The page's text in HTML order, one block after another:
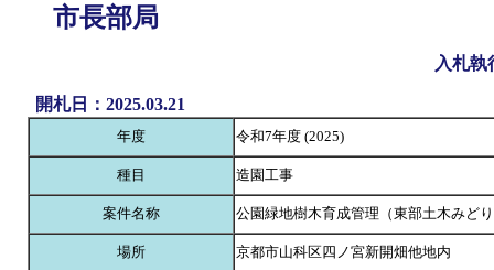
市長部局
入札執
開札日：2025.03.21
年度 令和7年度 (2025)
種目 造園工事
案件名称 公園緑地樹木育成管理（東部土木みど
場所
京都市山科区四ノ宮新開畑他地内